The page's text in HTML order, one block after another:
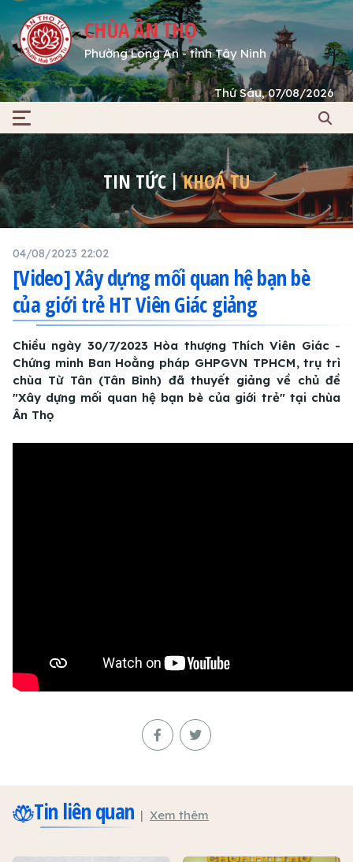
CHÙA ÂN THỌ
Phường Long An - tỉnh Tây Ninh
Thứ Sáu, 07/08/2026
TIN TỨC KHOÁ TU
04/08/2023 22:02
[Video] Xây dựng mối quan hệ bạn bè
của giới trẻ HT Viên Giác giảng
Chiều ngày 30/7/2023 Hòa thượng Thích Viên Giác -
Chứng minh Ban Hoằng pháp GHPGVN TPHCM, trụ trì
chùa Từ Tân (Tân Bình) đã thuyết giảng về chủ đề
"Xây dựng mối quan hệ bạn bè của giới trẻ" tại chùa
Ân Thọ
Tin liên quan Xem thêm